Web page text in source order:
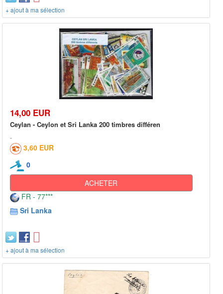
+ ajout à ma sélection
14,00 EUR
Ceylan - Ceylon et Sri Lanka 200 timbres différen
3,60 EUR
0
ACHETER
FR - 77***
Sri Lanka
+ ajout à ma sélection